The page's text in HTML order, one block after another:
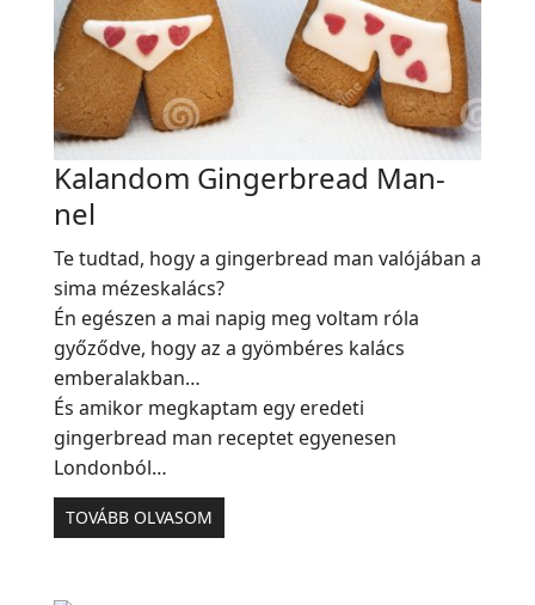
Kalandom Gingerbread Man-
nel
Te tudtad, hogy a gingerbread man valójában a
sima mézeskalács?
Én egészen a mai napig meg voltam róla
győződve, hogy az a gyömbéres kalács
emberalakban…
És amikor megkaptam egy eredeti
gingerbread man receptet egyenesen
Londonból…
TOVÁBB OLVASOM